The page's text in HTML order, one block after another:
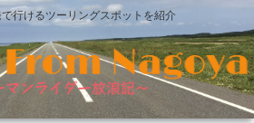
行けるツーリングスポットを紹介